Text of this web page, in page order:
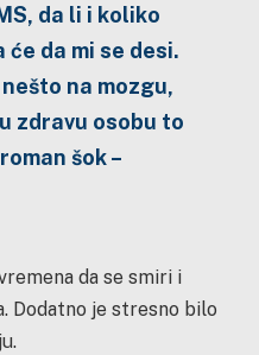
da li i koliko
će da mi se desi.
na mozgu,
zdravu osobu to
šok –
da se smiri i
Dodatno je stresno bilo